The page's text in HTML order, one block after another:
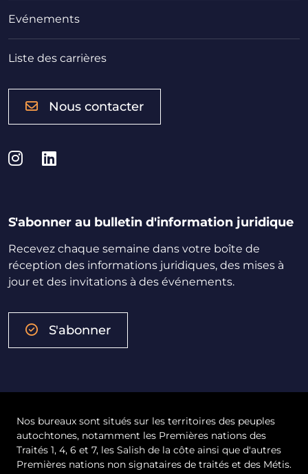
Evénements
Liste des carrières
Nous contacter
Instagram
LinkedIn
S'abonner au bulletin d'information juridique
Recevez chaque semaine dans votre boîte de
réception des informations juridiques, des mises à
jour et des invitations à des événements.
S'abonner
Nos bureaux sont situés sur les territoires des peuples
autochtones, notamment les Premières nations des
Traités 1, 4, 6 et 7, les Salish de la côte ainsi que d'autres
Premières nations non signataires de traités et des Métis.